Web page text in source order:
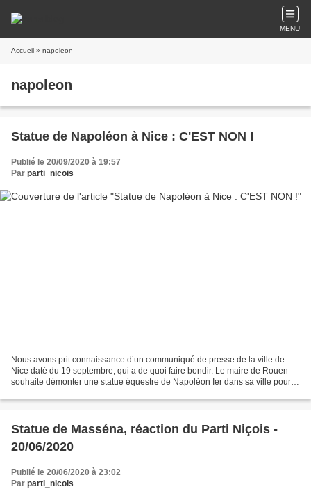
MENU
Accueil » napoleon
napoleon
Statue de Napoléon à Nice : C'EST NON !
Publié le 20/09/2020 à 19:57
Par parti_nicois
Nous avons prit connaissance d’un communiqué de presse de la ville de
Nice daté du 19 septembre, qui a de quoi faire bondir. Le maire de Rouen
souhaite démonter une statue équestre de Napoléon Ier dans sa ville pour la
Statue de Masséna, réaction du Parti Niçois -
20/06/2020
Publié le 20/06/2020 à 23:02
Par parti_nicois